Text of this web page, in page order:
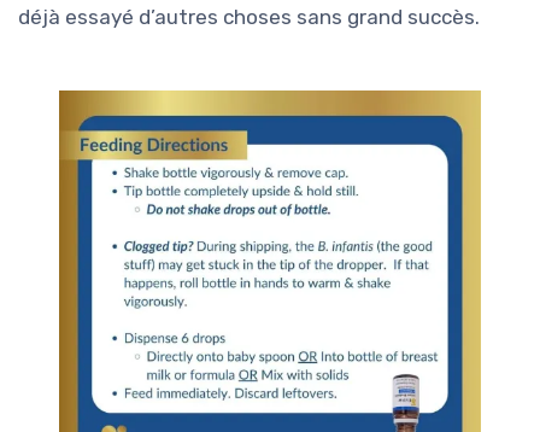
déjà essayé d’autres choses sans grand succès.